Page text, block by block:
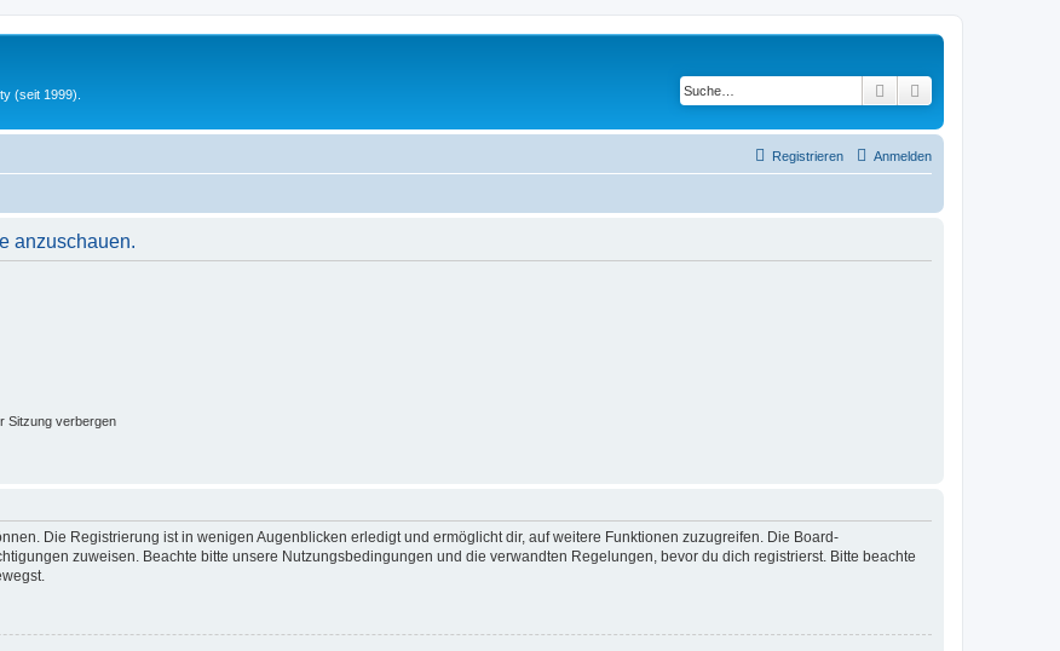
(seit 1999). Suche
Anmelden
Registrieren
anzuschauen.
Sitzung verbergen
Die Registrierung ist in wenigen Augenblicken erledigt und ermöglicht dir, auf weitere Funktionen zuzugreifen. Die Board-
zuweisen. Beachte bitte unsere Nutzungsbedingungen und die verwandten Regelungen, bevor du dich registrierst. Bitte beachte